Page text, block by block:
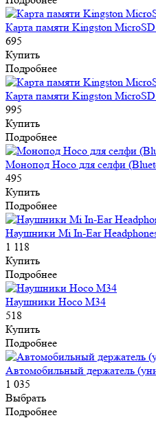
Карта памяти Kingston
695
Купить
Подробнее
Карта памяти Kingston
995
Купить
Подробнее
Монопод Hoco для селфи
495
Купить
Подробнее
Наушники Mi In-Ear
1 118
Купить
Подробнее
Наушники Hoco M34
518
Купить
Подробнее
Автомобильный держатель
1 035
Выбрать
Подробнее